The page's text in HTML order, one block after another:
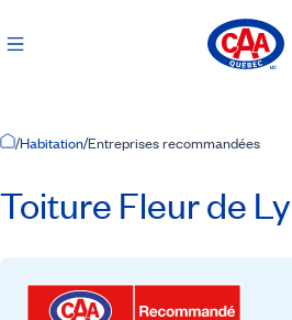
Accueil
/Habitation/Entreprises recommandées
Toiture Fleur de